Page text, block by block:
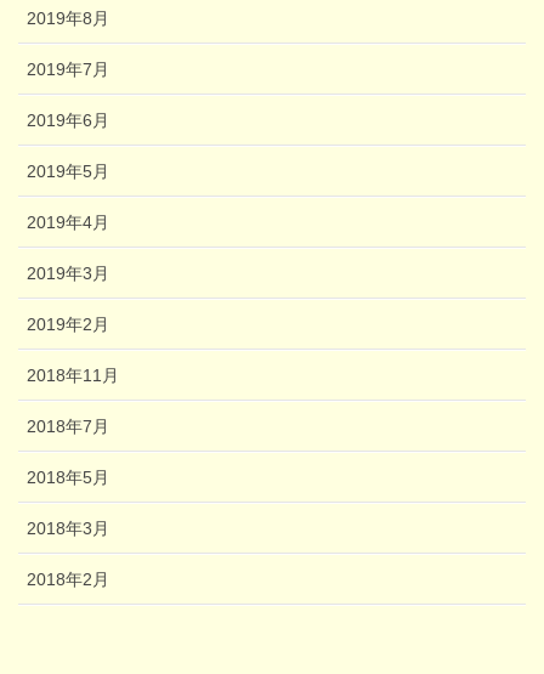
2019年8月
2019年7月
2019年6月
2019年5月
2019年4月
2019年3月
2019年2月
2018年11月
2018年7月
2018年5月
2018年3月
2018年2月